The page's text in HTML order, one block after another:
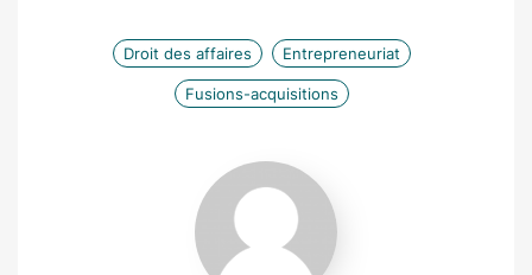
Droit des affaires Entrepreneuriat
Fusions-acquisitions
Justine
Coret